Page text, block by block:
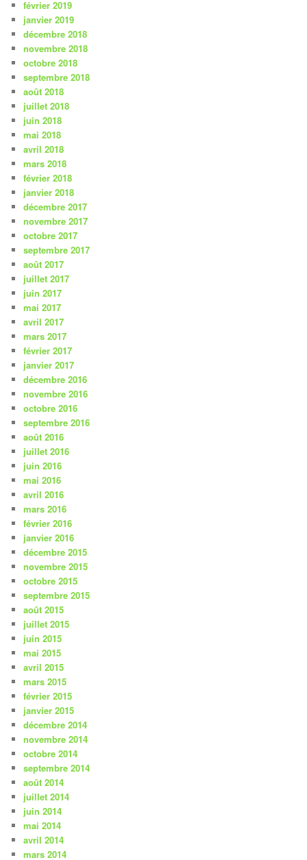
février 2019
janvier 2019
décembre 2018
novembre 2018
octobre 2018
septembre 2018
août 2018
juillet 2018
juin 2018
mai 2018
avril 2018
mars 2018
février 2018
janvier 2018
décembre 2017
novembre 2017
octobre 2017
septembre 2017
août 2017
juillet 2017
juin 2017
mai 2017
avril 2017
mars 2017
février 2017
janvier 2017
décembre 2016
novembre 2016
octobre 2016
septembre 2016
août 2016
juillet 2016
juin 2016
mai 2016
avril 2016
mars 2016
février 2016
janvier 2016
décembre 2015
novembre 2015
octobre 2015
septembre 2015
août 2015
juillet 2015
juin 2015
mai 2015
avril 2015
mars 2015
février 2015
janvier 2015
décembre 2014
novembre 2014
octobre 2014
septembre 2014
août 2014
juillet 2014
juin 2014
mai 2014
avril 2014
mars 2014